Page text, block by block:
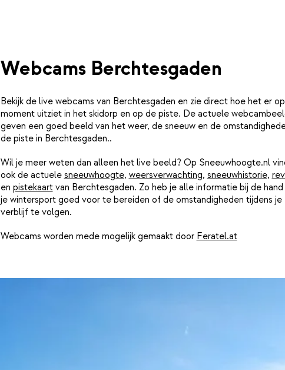
Webcams Berchtesgaden
Bekijk de live webcams van Berchtesgaden en zie direct hoe het er
moment uitziet in het skidorp en op de piste. De actuele
geven een goed beeld van het weer, de sneeuw en de
de piste in Berchtesgaden..
Wil je meer weten dan alleen het live beeld? Op Sneeuwhoogte.nl
ook de actuele sneeuwhoogte, weersverwachting, sneeuwhistorie,
en pistekaartvan Berchtesgaden. Zo heb je alle informatie bij de
je wintersport goed voor te bereiden of de omstandigheden tijdens je
verblijf te volgen.
Webcams worden mede mogelijk gemaakt door Feratel.at